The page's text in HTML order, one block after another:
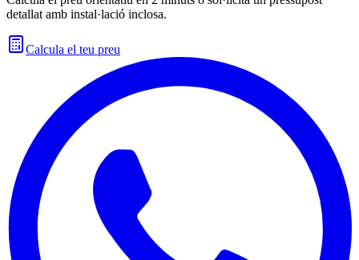
detallat amb instal·lació inclosa.
Calcula el teu preu